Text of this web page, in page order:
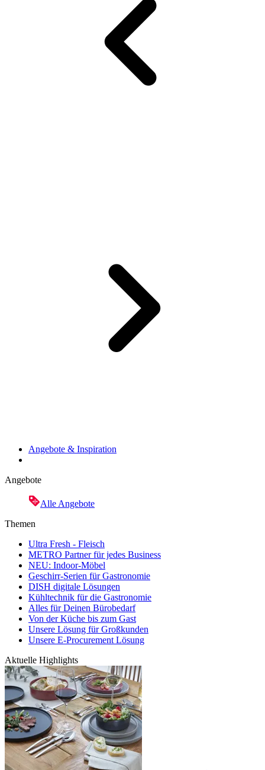
Angebote & Inspiration
Angebote
Alle Angebote
Themen
Ultra Fresh - Fleisch
METRO Partner für jedes Business
NEU: Indoor-Möbel
Geschirr-Serien für Gastronomie
DISH digitale Lösungen
Kühltechnik für die Gastronomie
Alles für Deinen Bürobedarf
Von der Küche bis zum Gast
Unsere Lösung für Großkunden
Unsere E-Procurement Lösung
Aktuelle Highlights